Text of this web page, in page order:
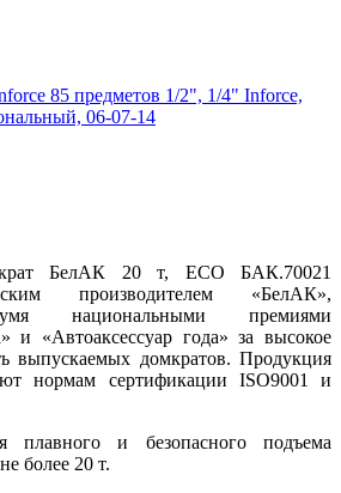
85 предметов 1/2", 1/4" Inforce,
06-07-14
БелАК 20 т, ECO БАК.70021
производителем «БелАК»,
национальными премиями
и «Автоаксессуар года» за высокое
выпускаемых домкратов. Продукция
нормам сертификации ISO9001 и
плавного и безопасного подъема
более 20 т.